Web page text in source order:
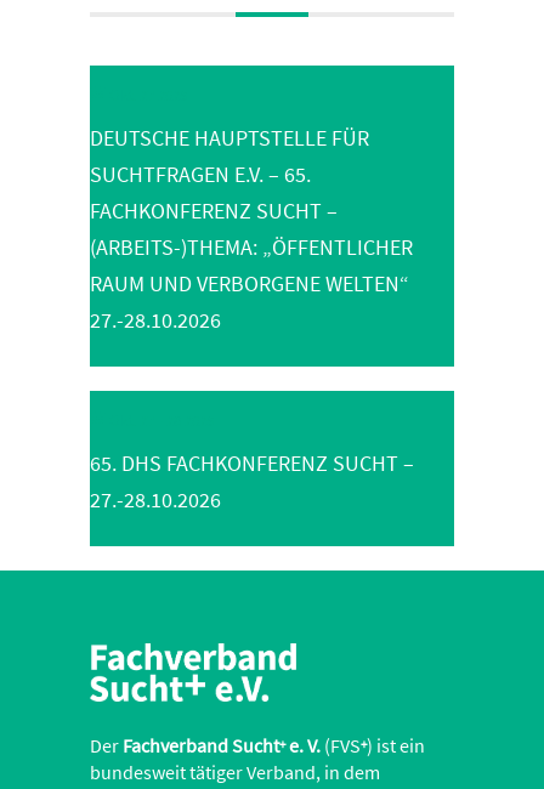
DEUTSCHE HAUPTSTELLE FÜR
SUCHTFRAGEN E.V. – 65.
FACHKONFERENZ SUCHT –
(ARBEITS-)THEMA: „ÖFFENTLICHER
RAUM UND VERBORGENE WELTEN“
27.-28.10.2026
65. DHS FACHKONFERENZ SUCHT –
27.-28.10.2026
Der Fachverband Sucht+e. V. (FVS+) ist ein
bundesweit tätiger Verband, in dem